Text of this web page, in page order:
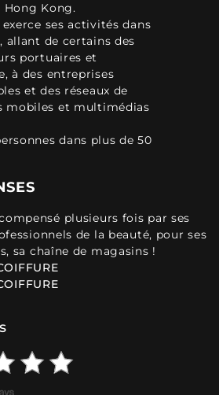
Hong Kong.
ses activités dans
allant de certains des
portuaires et
à des entreprises
et des réseaux de
mobiles et multimédias
dans plus de 50
plusieurs fois par ses
de la beauté, pour ses
sa chaîne de magasins !